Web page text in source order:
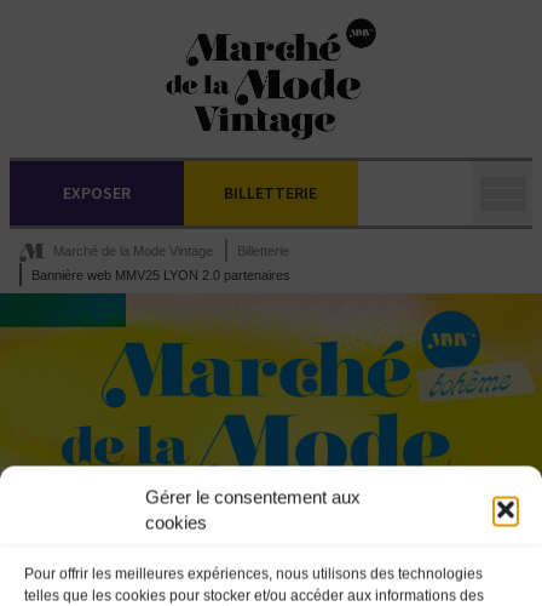
Gérer le consentement aux
cookies
Pour offrir les meilleures expériences, nous utilisons des technologies
telles que les cookies pour stocker et/ou accéder aux informations des
EXPOSER BILLETTERIE
Marché de la Mode Vintage
Billetterie
Bannière web MMV25 LYON 2.0 partenaires